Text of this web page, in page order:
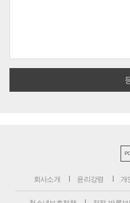
회사소개 윤리강령 개